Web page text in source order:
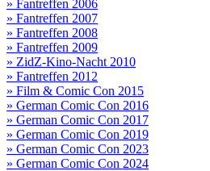
» Fantreffen 2006
» Fantreffen 2007
» Fantreffen 2008
» Fantreffen 2009
» ZidZ-Kino-Nacht 2010
» Fantreffen 2012
» Film & Comic Con 2015
» German Comic Con 2016
» German Comic Con 2017
» German Comic Con 2019
» German Comic Con 2023
» German Comic Con 2024